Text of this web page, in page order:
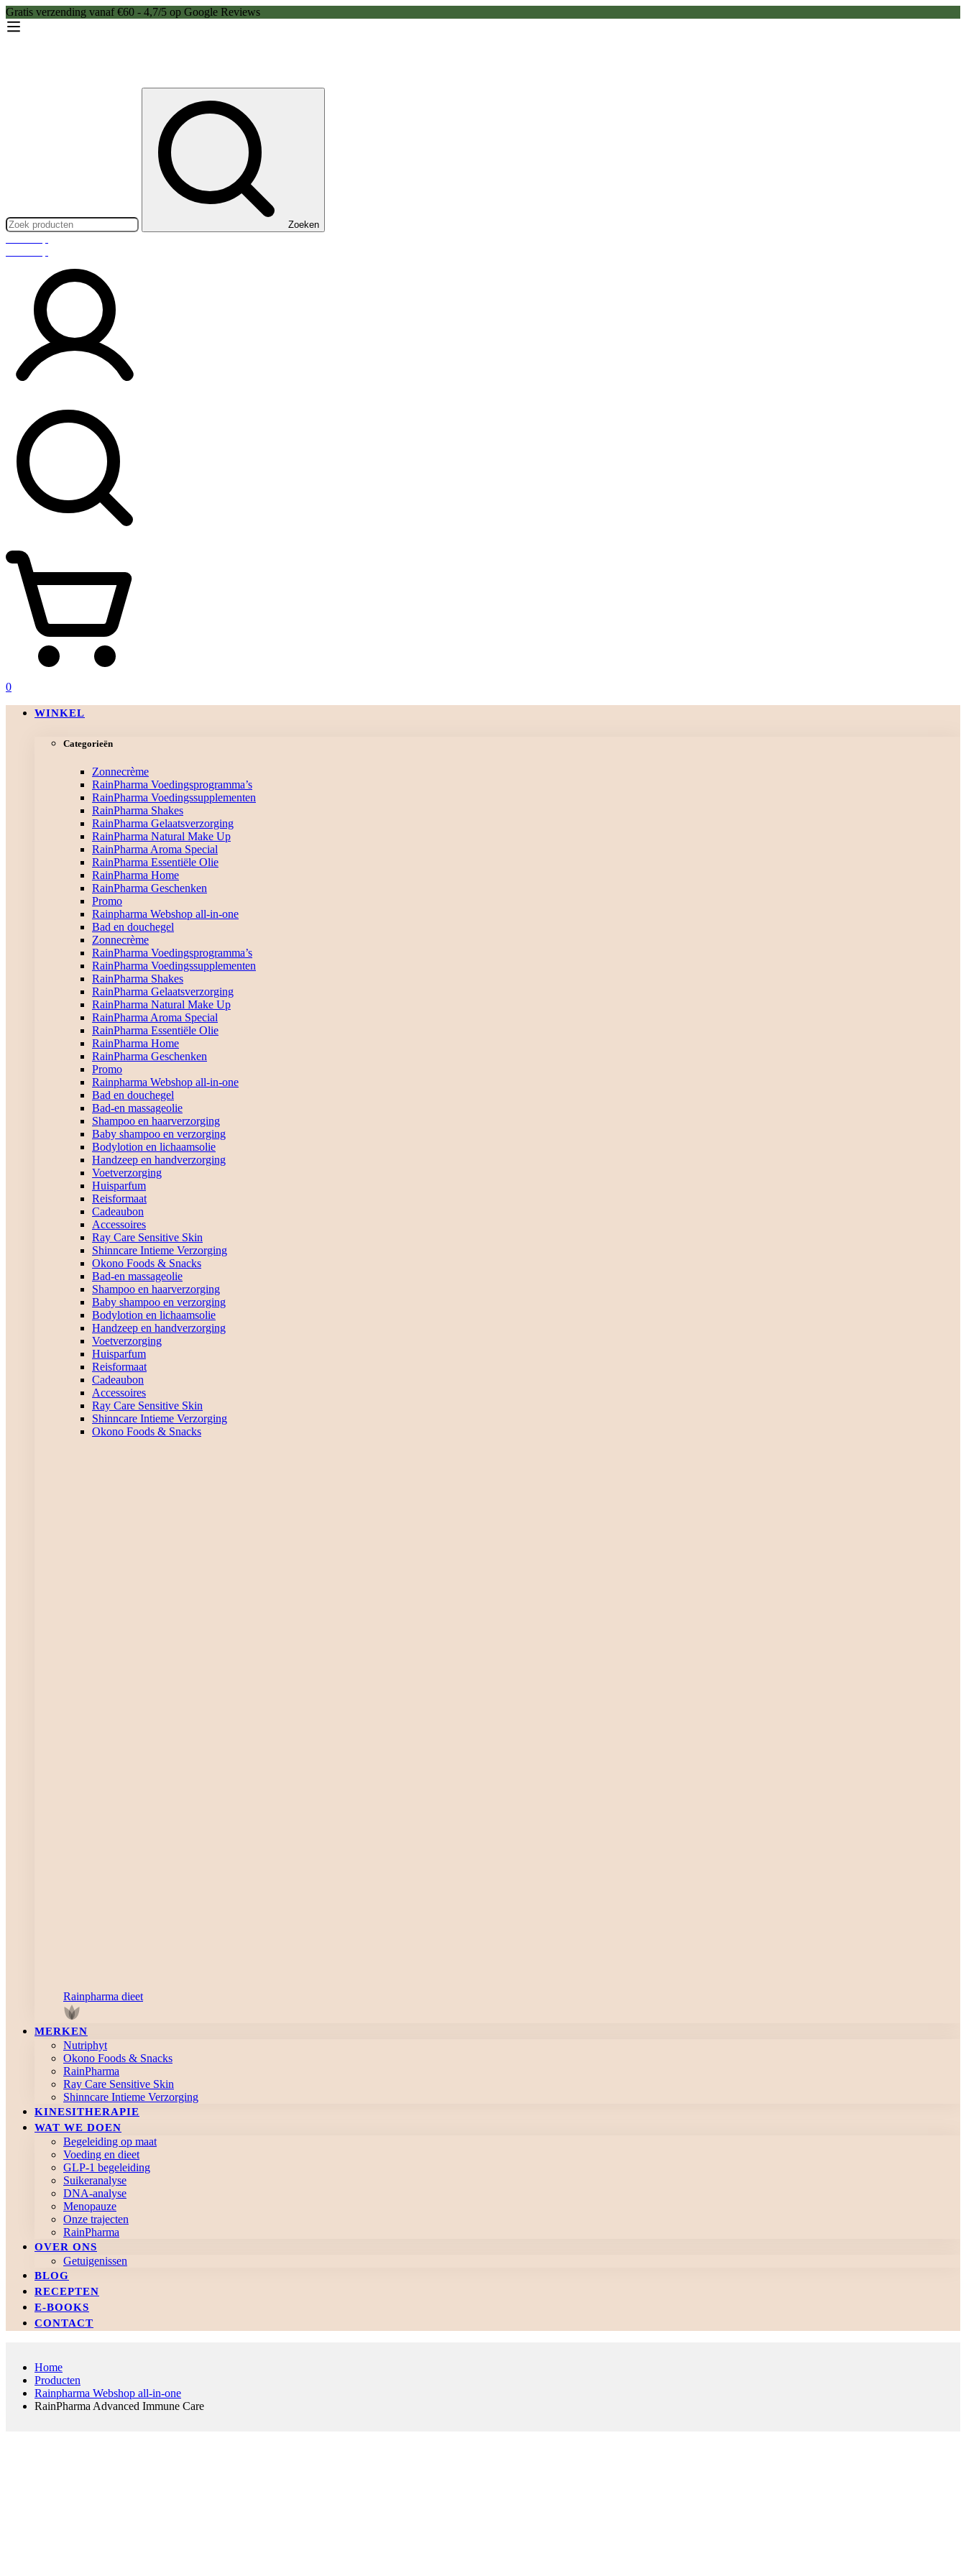
Gratis verzending vanaf €60 - 4,7/5 op Google Reviews
Zoeken
0
WINKEL
Categorieën
Zonnecrème
RainPharma Voedingsprogramma’s
RainPharma Voedingssupplementen
RainPharma Shakes
RainPharma Gelaatsverzorging
RainPharma Natural Make Up
RainPharma Aroma Special
RainPharma Essentiële Olie
RainPharma Home
RainPharma Geschenken
Promo
Rainpharma Webshop all-in-one
Bad en douchegel
Zonnecrème
RainPharma Voedingsprogramma’s
RainPharma Voedingssupplementen
RainPharma Shakes
RainPharma Gelaatsverzorging
RainPharma Natural Make Up
RainPharma Aroma Special
RainPharma Essentiële Olie
RainPharma Home
RainPharma Geschenken
Promo
Rainpharma Webshop all-in-one
Bad en douchegel
Bad-en massageolie
Shampoo en haarverzorging
Baby shampoo en verzorging
Bodylotion en lichaamsolie
Handzeep en handverzorging
Voetverzorging
Huisparfum
Reisformaat
Cadeaubon
Accessoires
Ray Care Sensitive Skin
Shinncare Intieme Verzorging
Okono Foods & Snacks
Bad-en massageolie
Shampoo en haarverzorging
Baby shampoo en verzorging
Bodylotion en lichaamsolie
Handzeep en handverzorging
Voetverzorging
Huisparfum
Reisformaat
Cadeaubon
Accessoires
Ray Care Sensitive Skin
Shinncare Intieme Verzorging
Okono Foods & Snacks
Rainpharma dieet
MERKEN
Nutriphyt
Okono Foods & Snacks
RainPharma
Ray Care Sensitive Skin
Shinncare Intieme Verzorging
KINESITHERAPIE
WAT WE DOEN
Begeleiding op maat
Voeding en dieet
GLP-1 begeleiding
Suikeranalyse
DNA-analyse
Menopauze
Onze trajecten
RainPharma
OVER ONS
Getuigenissen
BLOG
RECEPTEN
E-BOOKS
CONTACT
Home
Producten
Rainpharma Webshop all-in-one
RainPharma Advanced Immune Care